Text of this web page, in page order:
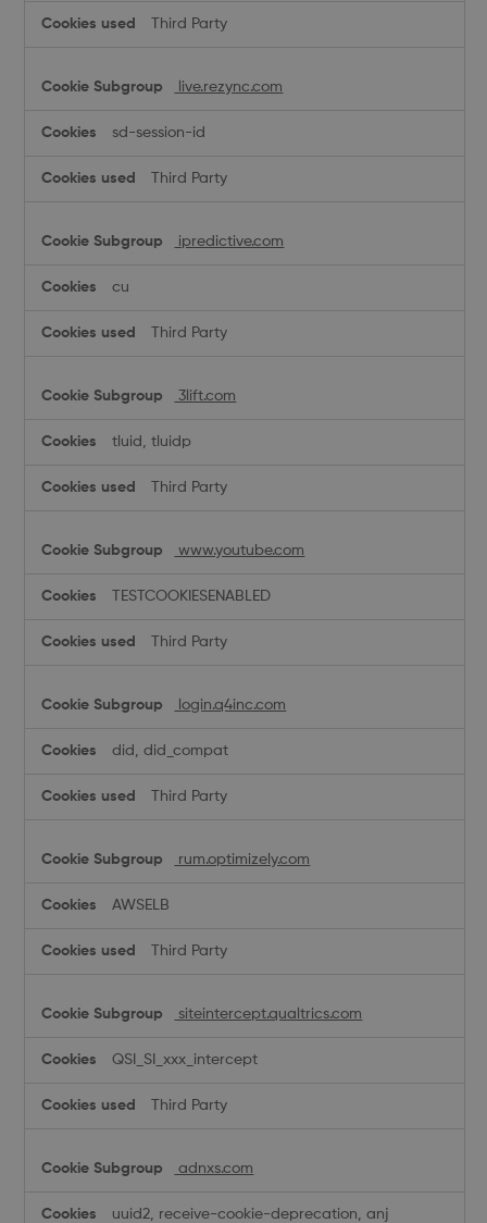
Third Party
live.rezync.com
sd-session-id
Third Party
ipredictive.com
cu
Third Party
3lift.com
tluid, tluidp
Third Party
www.youtube.com
TESTCOOKIESENABLED
Third Party
login.q4inc.com
did, did_compat
Third Party
rum.optimizely.com
AWSELB
Third Party
siteintercept.qualtrics.com
QSI_SI_xxx_intercept
Third Party
adnxs.com
uuid2, receive-cookie-deprecation, anj